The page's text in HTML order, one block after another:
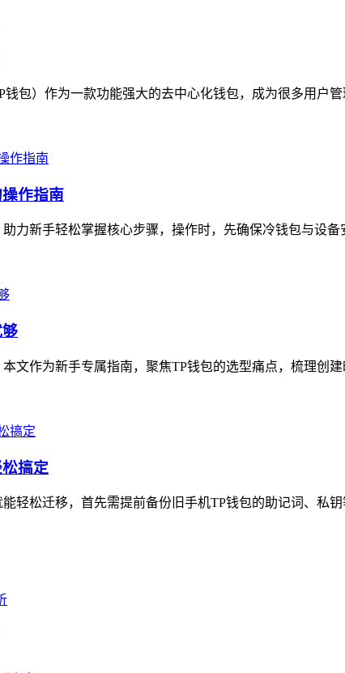
钱包）作为一款功能强大的去中心化钱包，成为很多用户
作指南
力新手轻松掌握核心步骤，操作时，先确保冷钱包与设
文作为新手专属指南，聚焦TP钱包的选型痛点，梳理创
搞定
轻松迁移，首先需提前备份旧手机TP钱包的助记词、私